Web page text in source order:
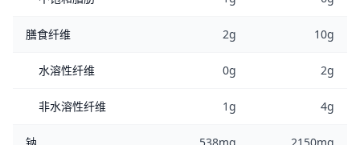
膳食纤维 2g 10g
水溶性纤维 0g 2g
非水溶性纤维 1g 4g